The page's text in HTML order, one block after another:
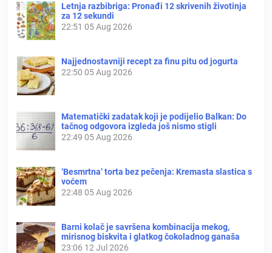
Letnja razbibriga: Pronađi 12 skrivenih životinja
za 12 sekundi
22:51 05 Aug 2026
Najjednostavniji recept za finu pitu od jogurta
22:50 05 Aug 2026
Matematički zadatak koji je podijelio Balkan: Do
tačnog odgovora izgleda još nismo stigli
22:49 05 Aug 2026
‘Besmrtna’ torta bez pečenja: Kremasta slastica s
voćem
22:48 05 Aug 2026
Barni kolač je savršena kombinacija mekog,
mirisnog biskvita i glatkog čokoladnog ganaša
23:06 12 Jul 2026